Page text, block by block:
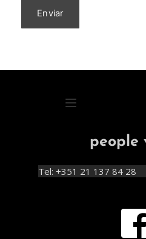
people
Tel: +351 21 137 84 28